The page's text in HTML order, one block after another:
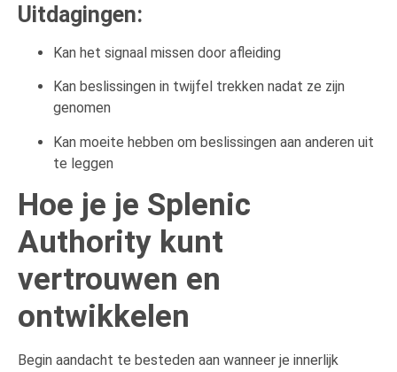
Uitdagingen:
Kan het signaal missen door afleiding
Kan beslissingen in twijfel trekken nadat ze zijn
genomen
Kan moeite hebben om beslissingen aan anderen uit
te leggen
Hoe je je Splenic
Authority kunt
vertrouwen en
ontwikkelen
Begin aandacht te besteden aan wanneer je innerlijk